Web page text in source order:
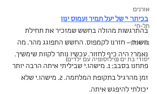
אורנים
תל-חי
בר-אילן
יסודי בת ים (פילוסופיה עם ילדים)
בכיתה י' של יעל תמיר ועמוס ינון
בהתרגשות מהולה בחשש שמזכיר את תחילת
השנה – חזרנו לקמפוס. החשש התפוגג מהר. מה
נאמר? היה כיף לחזור. עכשיו נותר לקוות שימשיך.
פתחנו בסבב: 1. מישהו.י שביליתי איתה הרבה יותר
זמן מהרגיל בתקופת המלחמה. 2. מישהו.י שלא
יכולתי להיפגש איתה.